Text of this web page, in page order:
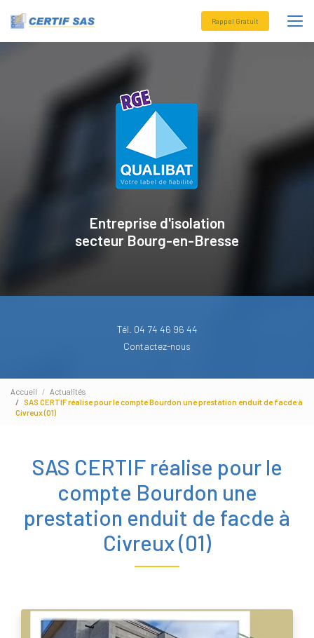
Rappel Gratuit
Entreprise d'isolation
secteurBourg-en-Bresse
Tél. 04 74 46 96 44
Contactez-nous
Accueil
Actualités
SAS CERTIF réalise pour le compte Bourdon une prestation enduit de facde à
Civreux (01)
SAS CERTIF réalise pour le
compte Bourdon une
prestation enduit de facde à
Civreux (01)